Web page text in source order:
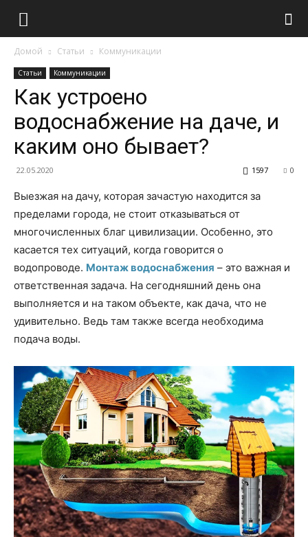
Домой Статьи Коммуникации
Статьи Коммуникации
Как устроено
водоснабжение на даче, и
каким оно бывает?
22.05.2020 0
1597
Выезжая на дачу, которая зачастую находится за
пределами города, не стоит отказываться от
многочисленных благ цивилизации. Особенно, это
касается тех ситуаций, когда говорится о
водопроводе. Монтаж водоснабжения – это важная и
ответственная задача. На сегодняшний день она
выполняется и на таком объекте, как дача, что не
удивительно. Ведь там также всегда необходима
подача воды.